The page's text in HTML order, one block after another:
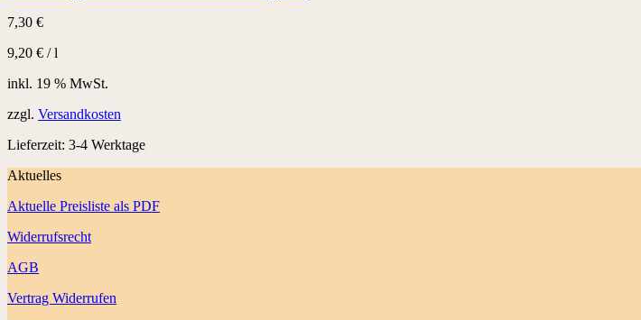
7,30 €
9,20 € /l
inkl. 19 % MwSt.
zzgl. Versandkosten
Lieferzeit: 3-4 Werktage
Aktuelles
Aktuelle Preisliste als PDF
Widerrufsrecht
AGB
Vertrag Widerrufen